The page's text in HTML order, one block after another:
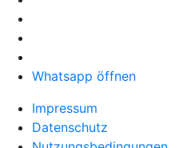
Whatsapp öffnen
Impressum
Datenschutz